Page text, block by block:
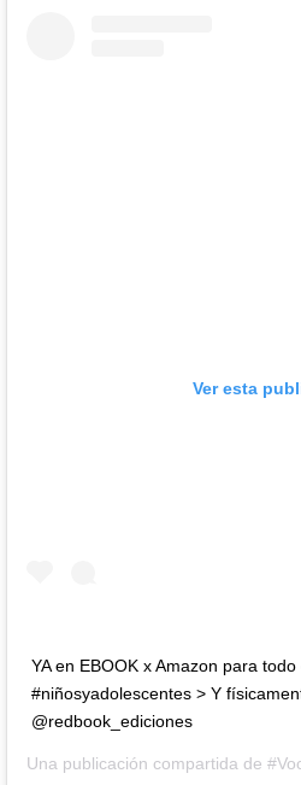
Ver esta
YA en EBOOK x Amazon para
#niñosyadolescentes > Y
@redbook_ediciones
Una publicación compartida de